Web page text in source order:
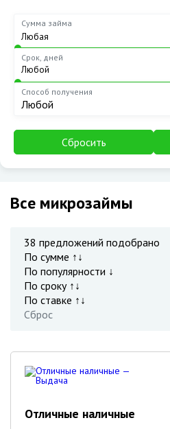
Сумма займа
Срок, дней
Способ получения
Любой
Сбросить
Все микрозаймы
38 предложений подобрано
По сумме ↑↓
По популярности ↓
По сроку ↑↓
По ставке ↑↓
Сброс
Отличные наличные